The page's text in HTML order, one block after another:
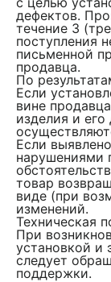
дефектов.
течение 3
поступления
письменной
продавца.
По
Если
вине
изделия и его
Если
нарушениями
товар
виде (при
изменений.
Техническая
При
установкой и
следует
поддержки.